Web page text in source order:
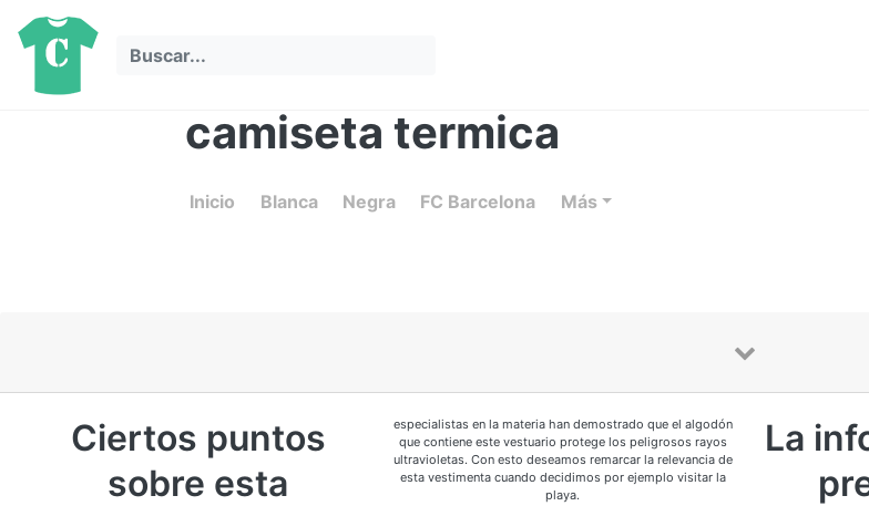
camiseta termica
Inicio Blanca Negra FC Barcelona Más
Ciertos puntos
sobre esta
especialistas en la materia han demostrado que el algodón
que contiene este vestuario protege los peligrosos rayos
ultravioletas. Con esto deseamos remarcar la relevancia de
esta vestimenta cuando decidimos por ejemplo visitar la
playa.
La